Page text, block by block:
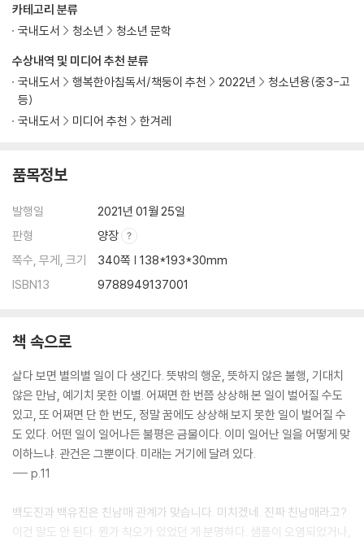
수상내역 및 미디어 추천 분류
국내도서
행복한아침독서/책둥이 추천 2022년
청소년용(중3-고
등)
국내도서
미디어 추천 한겨레
카테고리 분류
국내도서
청소년 청소년 문학
품목정보
발행일
2021년 01월 25일
판형
양장
쪽수, 무게, 크기
340쪽 | 138*193*30mm
ISBN13
9788949137001
책 속으로
살다 보면 별의별 일이 다 생긴다. 뜻밖의 행운, 뜻하지 않은 불행, 기대치
않은 만남, 예기치 못한 이별. 어쩌면 한 번쯤 상상해 본 일이 벌어질 수도
있고, 또 어쩌면 단 한 번도, 정말 꿈에도 상상해 보지 못한 일이 벌어질 수
도 있다. 어떤 일이 일어나든 불평은 금물이다. 이미 일어난 일을 어떻게 맞
이하느냐. 관건은 그뿐이다. 미래는 거기에 달려 있다.
--- p.11
백도진과 백유진은 친남매 관계가 맞습니다. 미치겠네. 진짜 친남매라고?
이건 말도 안 된다. 뭔가 착오가 있었던 게 분명하다. 샘플이 오염되었거나,